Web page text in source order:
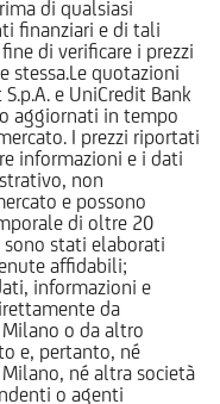
di qualsiasi
finanziari e di tali
di verificare i prezzi
stessa.Le quotazioni
e UniCredit Bank
aggiornati in tempo
I prezzi riportati
informazioni e i dati
non
e possono
di oltre 20
stati elaborati
affidabili;
informazioni e
da
Milano o da altro
e, pertanto, né
né altra società
o agenti